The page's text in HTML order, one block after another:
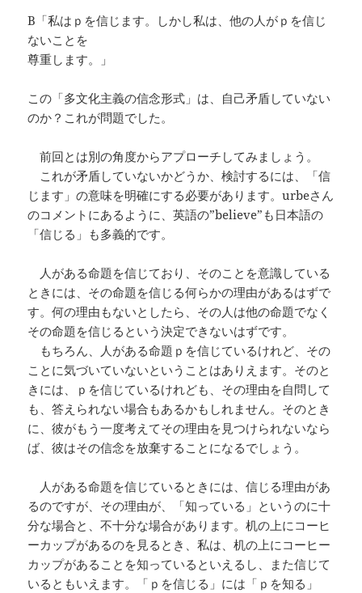
B「私はｐを信じます。しかし私は、他の人がｐを信じ
ないことを
尊重します。」
この「多文化主義の信念形式」は、自己矛盾していない
のか？これが問題でした。
前回とは別の角度からアプローチしてみましょう。
これが矛盾していないかどうか、検討するには、「信
じます」の意味を明確にする必要があります。urbeさん
のコメントにあるように、英語の”believe”も日本語の
「信じる」も多義的です。
人がある命題を信じており、そのことを意識している
ときには、その命題を信じる何らかの理由があるはずで
す。何の理由もないとしたら、その人は他の命題でなく
その命題を信じるという決定できないはずです。
もちろん、人がある命題ｐを信じているけれど、その
ことに気づいていないということはありえます。そのと
きには、ｐを信じているけれども、その理由を自問して
も、答えられない場合もあるかもしれません。そのとき
に、彼がもう一度考えてその理由を見つけられないなら
ば、彼はその信念を放棄することになるでしょう。
人がある命題を信じているときには、信じる理由があ
るのですが、その理由が、「知っている」というのに十
分な場合と、不十分な場合があります。机の上にコーヒ
ーカップがあるのを見るとき、私は、机の上にコーヒー
カップがあることを知っているといえるし、また信じて
いるともいえます。「ｐを信じる」には「ｐを知る」